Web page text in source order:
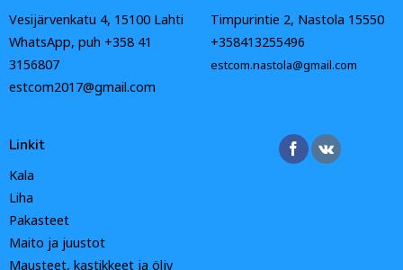
Vesijärvenkatu 4, 15100 Lahti
WhatsApp, puh +358 41
3156807
estcom2017@gmail.com
Timpurintie 2, Nastola 15550
+358413255496
estcom.nastola@gmail.com
Linkit
Kala
Liha
Pakasteet
Maito ja juustot
Mausteet, kastikkeet ja öljy